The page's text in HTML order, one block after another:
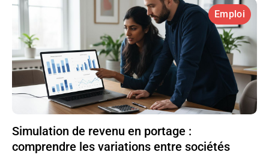
Emploi
Simulation de revenu en portage :
comprendre les variations entre sociétés